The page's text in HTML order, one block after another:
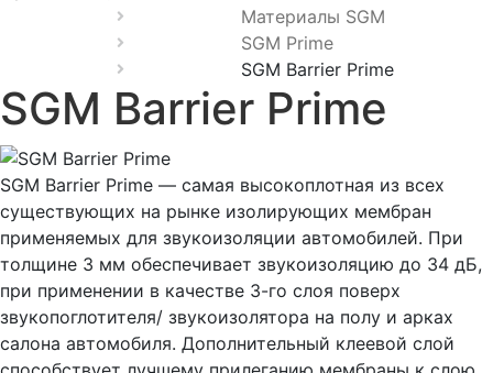
Материалы SGM
SGM Prime
SGM Barrier Prime
SGM Barrier Prime
SGM Barrier Prime — самая высокоплотная из всех
существующих на рынке изолирующих мембран
применяемых для звукоизоляции автомобилей. При
толщине 3 мм обеспечивает звукоизоляцию до 34 дБ,
при применении в качестве 3-го слоя поверх
звукопоглотителя/ звукоизолятора на полу и арках
салона автомобиля. Дополнительный клеевой слой